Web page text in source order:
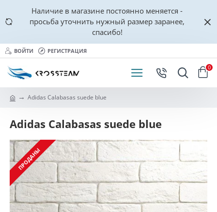
Наличие в магазине постоянно меняется -
просьба уточнить нужный размер заранее,
спасибо!
ВОЙТИ РЕГИСТРАЦИЯ
0
Adidas Calabasas suede blue
Adidas Calabasas suede blue
ПРОДАНЫ